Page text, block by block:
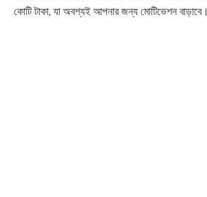
কোটি টাকা, যা অবশ্যই আপনার জন্য মোটিভেশন বাড়াবে।